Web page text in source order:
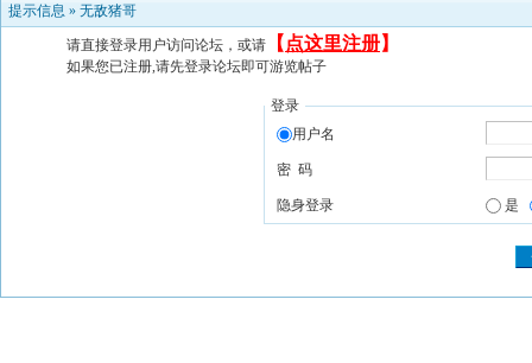
提示信息 » 无敌猪哥
请直接登录用户访问论坛，或请 【 点这里注册】
如果您已注册,请先登录论坛即可游览帖子
登录
用户名
密 码
隐身登录 是